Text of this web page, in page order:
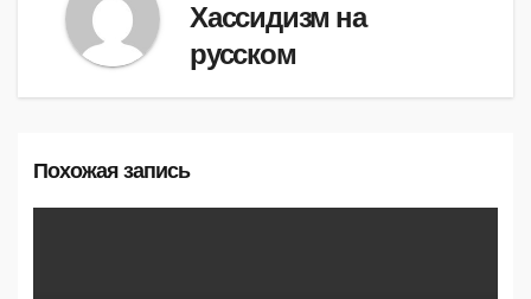
Хассидизм на
русском
Похожая запись